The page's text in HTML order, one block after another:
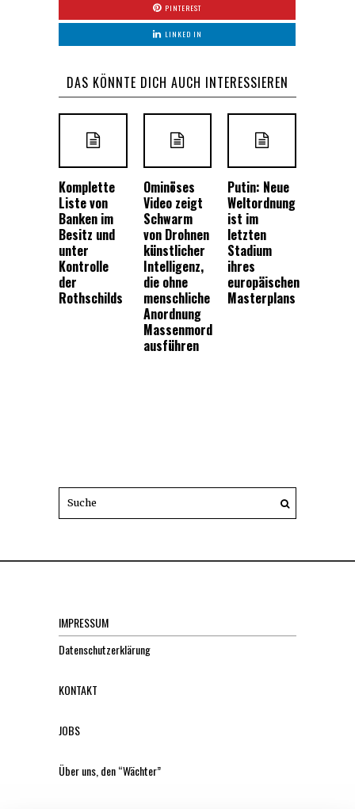
PINTEREST
LINKED IN
DAS KÖNNTE DICH AUCH INTERESSIEREN
Komplette
Liste von
Banken im
Besitz und
unter
Kontrolle
der
Rothschilds
Ominöses
Video zeigt
Schwarm
von Drohnen
künstlicher
Intelligenz,
die ohne
menschliche
Anordnung
Massenmord
ausführen
Putin: Neue
Weltordnung
ist im
letzten
Stadium
ihres
europäischen
Masterplans
IMPRESSUM
Datenschutzerklärung
KONTAKT
JOBS
Über uns, den “Wächter”